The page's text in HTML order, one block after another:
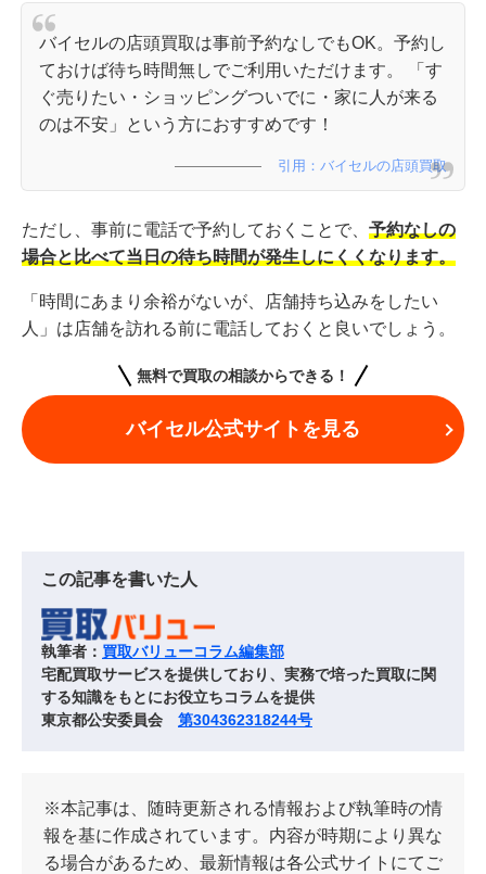
バイセルの店頭買取は事前予約なしでもOK。予約し
ておけば待ち時間無しでご利用いただけます。 「す
ぐ売りたい・ショッピングついでに・家に人が来る
のは不安」という方におすすめです！
引用：バイセルの店頭買取
ただし、事前に電話で予約しておくことで、 予約なしの
場合と比べて当日の待ち時間が発生しにくくなります。
「時間にあまり余裕がないが、店舗持ち込みをしたい
人」は店舗を訪れる前に電話しておくと良いでしょう。
無料で買取の相談からできる！
バイセル公式サイトを見る
この記事を書いた人
執筆者： 買取バリューコラム編集部
宅配買取サービスを提供しており、実務で培った買取に関
する知識をもとにお役立ちコラムを提供
東京都公安委員会 第304362318244号
※本記事は、随時更新される情報および執筆時の情
報を基に作成されています。内容が時期により異な
る場合があるため、最新情報は各公式サイトにてご